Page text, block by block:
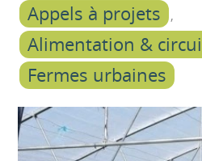
Appels à projets
Alimentation &
Fermes urbaines